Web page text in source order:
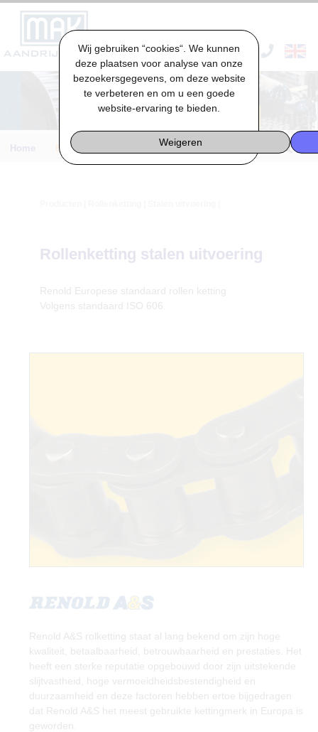
Wij gebruiken “cookies“. We kunnen
deze plaatsen voor analyse van onze
bezoekersgegevens, om deze website
te verbeteren en om u een goede
website-ervaring te bieden.
Weigeren
VACATURES & STAGES
Engineering
Rollenketting stalen uitvoering
Renold Europese standaard rollen ketting
Volgens standaard ISO 606.
Renold A&S rolketting staat al lang bekend om zijn hoge
kwaliteit, betaalbaarheid, betrouwbaarheid en prestaties. Het
heeft een sterke reputatie opgebouwd door zijn uitstekende
slijtvastheid, hoge vermoeidheidsbestendigheid en
duurzaamheid en deze factoren hebben ertoe bijgedragen
dat Renold A&S het meest gebruikte kettingmerk in Europa is
geworden.